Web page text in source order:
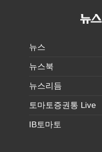
뉴스
뉴스북
뉴스리듬
토마토증권통 Live
IB토마토